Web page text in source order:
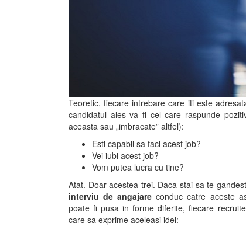
Teoretic, fiecare intrebare care iti este
candidatul ales va fi cel care raspunde
aceasta sau „imbracate” altfel):
Esti capabil sa faci acest job?
Vei iubi acest job?
Vom putea lucra cu tine?
Atat. Doar acestea trei. Daca stai sa te
interviu de angajare conduc catre aceste
poate fi pusa in forme diferite, fiecare
care sa exprime aceleasi idei: